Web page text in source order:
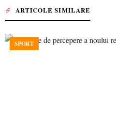
ARTICOLE SIMILARE
SPORT